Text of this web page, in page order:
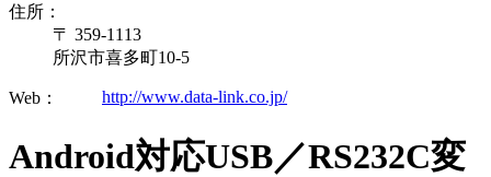
住所：
〒 359-1113
所沢市喜多町10-5
Web： http://www.data-link.co.jp/
Android対応USB／RS232C変